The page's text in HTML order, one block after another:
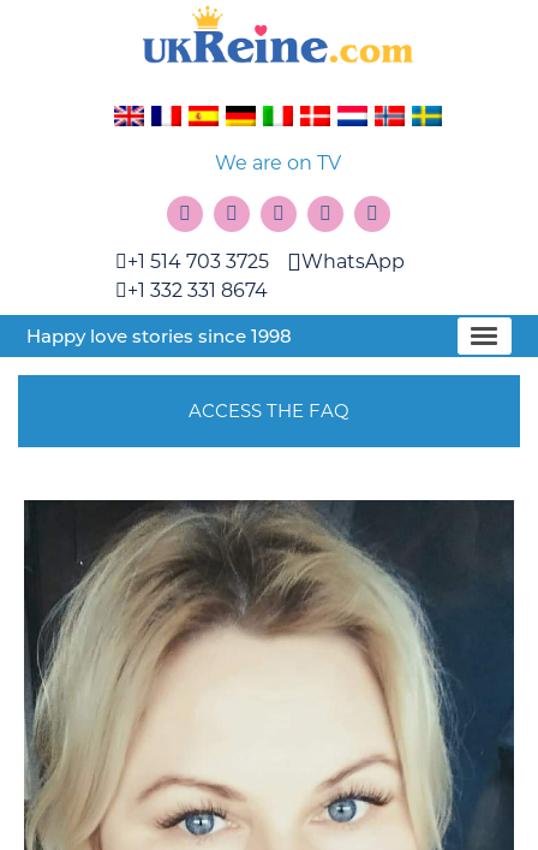
We are on TV
+1 514 703 3725
+1 332 331 8674
WhatsApp
Happy love stories since 1998
ACCESS THE FAQ